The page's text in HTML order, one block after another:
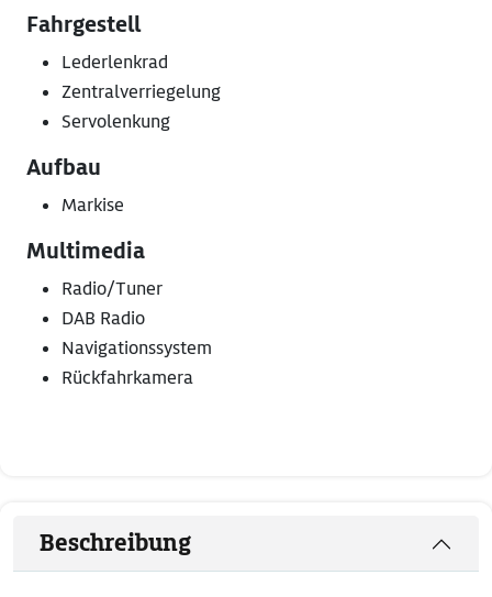
Fahrgestell
Lederlenkrad
Zentralverriegelung
Servolenkung
Aufbau
Markise
Multimedia
Radio/Tuner
DAB Radio
Navigationssystem
Rückfahrkamera
Beschreibung